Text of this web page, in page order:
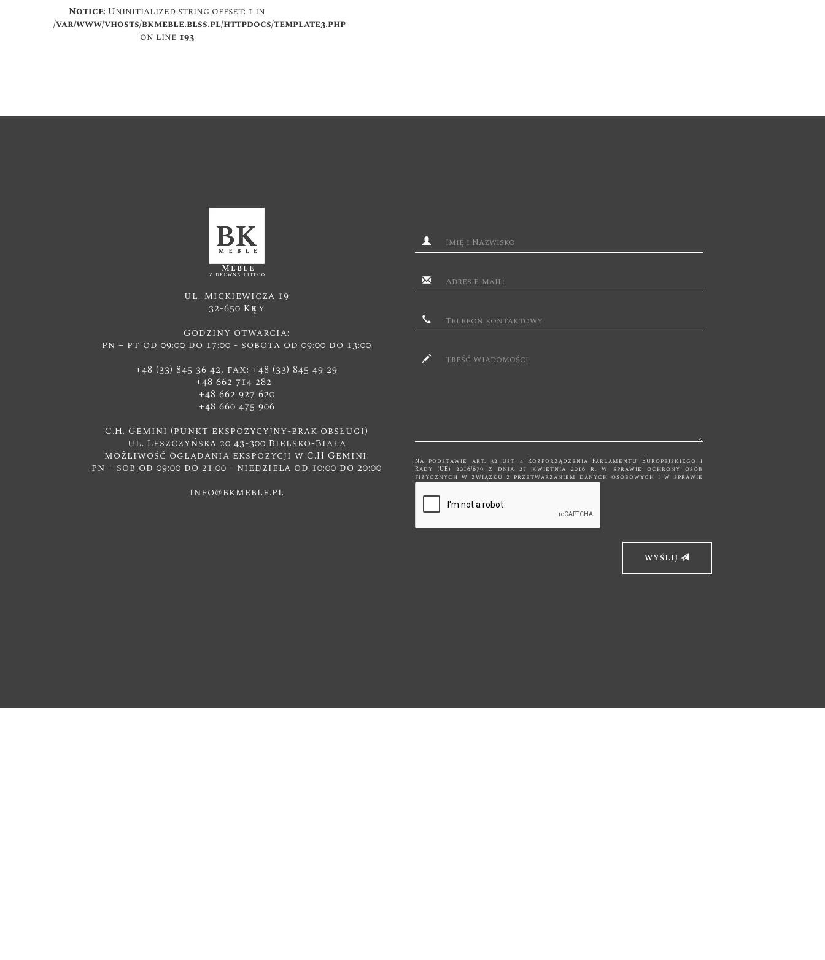
Notice: Uninitialized string offset: 1 in
/var/www/vhosts/bkmeble.blss.pl/httpdocs/template3.php
on line 193
ul. Mickiewicza 19
32-650 Kęty
Godziny otwarcia:
pn – pt od 09:00 do 17:00 - sobota od 09:00 do 13:00
+48 (33) 845 36 42, fax: +48 (33) 845 49 29
+48 662 714 282
+48 662 927 620
+48 660 475 906
C.H. Gemini (punkt ekspozycyjny-brak obsługi)
ul. Leszczyńska 20 43-300 Bielsko-Biała
możliwość oglądania ekspozycji w C.H Gemini:
pn – sob od 09:00 do 21:00 - niedziela od 10:00 do 20:00
info@bkmeble.pl
Na podstawie art. 32 ust 4 Rozporządzenia Parlamentu Europejskiego i
Rady (UE) 2016/679 z dnia 27 kwietnia 2016 r. w sprawie ochrony osób
fizycznych w związku z przetwarzaniem danych osobowych i w sprawie
swobodnego przepływu takich danych, zwane dalej RODO Państwa dane
innym podmiotom niż upoważnionym na podstawie przepisów prawa. Dane
będą przetwarzane tylko i wyłącznie do momentu zrealizowania celu,
drogę kontaktu z nami za pomocą formularza kontaktowego,
usunięcia lub ograniczenia przetwarzania, a także wniesienia sprzeciwu
WYŚLIJ